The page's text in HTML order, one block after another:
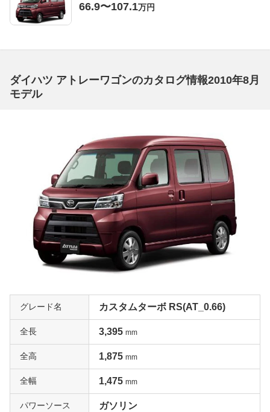
66.9〜107.1万円
ダイハツ アトレーワゴンのカタログ情報2010年8月
モデル
グレード名 カスタムターボ RS(AT_0.66)
全長 3,395 mm
全高 1,875 mm
全幅 1,475 mm
パワーソース ガソリン